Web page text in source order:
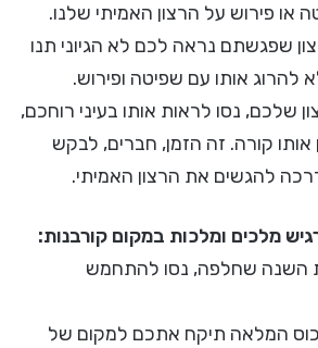
או פירוש על הרצון האמיתי שלנו.
שפגשתם נראה לכם לא הגיוני תנו
להרוג אותו עם שפיטה ופירוש.
שלכם, נסו לראות אותו בעיני רוחכם,
אותו קורה. זה הזמן, חברים, לבקש
להגשים את הרצון האמיתי.
מלכים ומלכות במקום קורבנות:
השנה שחלפה, נסו להתחמש
המלאה תיקח אתכם למקום של